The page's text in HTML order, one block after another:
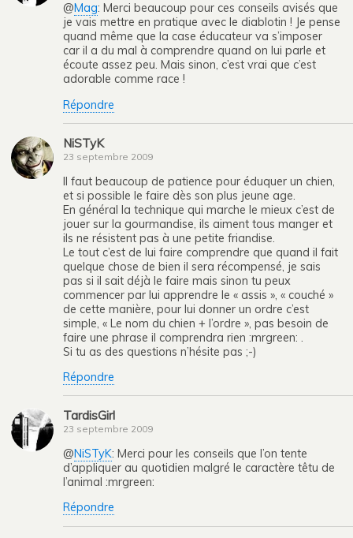
@Mag: Merci beaucoup pour ces conseils avisés que
je vais mettre en pratique avec le diablotin ! Je pense
quand même que la case éducateur va s’imposer
car il a du mal à comprendre quand on lui parle et
écoute assez peu. Mais sinon, c’est vrai que c’est
adorable comme race !
Répondre
NiSTyK
23 septembre 2009
Il faut beaucoup de patience pour éduquer un chien,
et si possible le faire dès son plus jeune age.
En général la technique qui marche le mieux c’est de
jouer sur la gourmandise, ils aiment tous manger et
ils ne résistent pas à une petite friandise.
Le tout c’est de lui faire comprendre que quand il fait
quelque chose de bien il sera récompensé, je sais
pas si il sait déjà le faire mais sinon tu peux
commencer par lui apprendre le « assis », « couché »
de cette manière, pour lui donner un ordre c’est
simple, « Le nom du chien + l’ordre », pas besoin de
faire une phrase il comprendra rien :mrgreen: .
Si tu as des questions n’hésite pas ;-)
Répondre
TardisGirl
23 septembre 2009
@NiSTyK: Merci pour les conseils que l’on tente
d’appliquer au quotidien malgré le caractère têtu de
l’animal :mrgreen:
Répondre